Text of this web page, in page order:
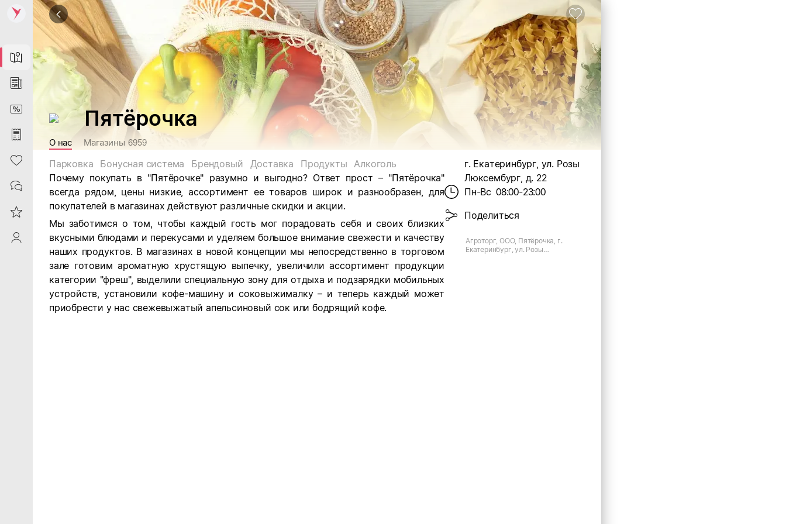
Map
News
DiscountCard
Purchases
Heart
Contacts
Reviews
ProfileSaby
Пятёрочка
О нас Магазины 6959
Парковка Бонусная система Брендовый Доставка Продукты
Алкоголь
Почему покупать в "Пятёрочке" разумно и выгодно? Ответ прост – "Пятёрочка"
всегда рядом, цены низкие, ассортимент ее товаров широк и разнообразен, для
покупателей в магазинах действуют различные скидки и акции.
Мы заботимся о том, чтобы каждый гость мог порадовать себя и своих близких
вкусными блюдами и перекусами и уделяем большое внимание свежести и качеству
наших продуктов. В магазинах в новой концепции мы непосредственно в торговом
зале готовим ароматную хрустящую выпечку, увеличили ассортимент продукции
категории "фреш", выделили специальную зону для отдыха и подзарядки мобильных
устройств, установили кофе-машину и соковыжималку – и теперь каждый может
приобрести у нас свежевыжатый апельсиновый сок или бодрящий кофе.
г. Екатеринбург, ул. Розы
Люксембург, д. 22
Пн-Вс 08:00-23:00
Поделиться
Агроторг, ООО, Пятёрочка, г.
Екатеринбург, ул. Розы